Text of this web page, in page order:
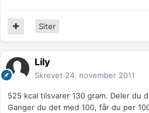
Siter
Lily
Skrevet 24. november 2011
525 kcal tilsvarer 130 gram. Deler du
Ganger du det med 100, får du per